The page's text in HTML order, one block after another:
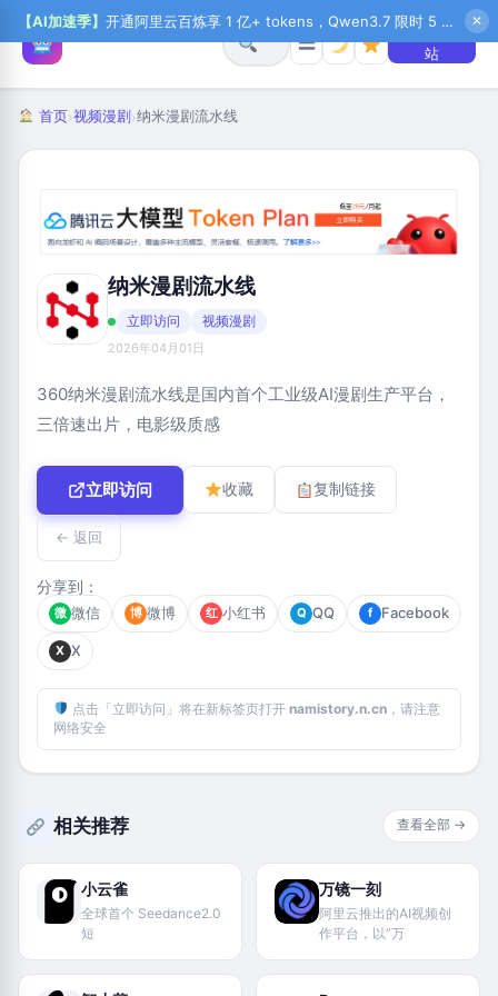
【AI加速季】 开通阿里云百炼享 1 亿+ tokens，Qwen3.7 限时 5 折起，秒悟新注送 1 万积分，加入 OPC 赢百万助力金，QoderWork CN 首月 0 元 ✕
☰
+ 提交网
站
首页›视频漫剧›纳米漫剧流水线
纳米漫剧流水线
立即访问 视频漫剧
2026年04月01日
360纳米漫剧流水线是国内首个工业级AI漫剧生产平台，
三倍速出片，电影级质感
立即访问 收藏 复制链接
← 返回
分享到：
微 微信 博 微博 红 小红书 Q QQ f Facebook
X X
点击「立即访问」将在新标签页打开 namistory.n.cn，请注意
网络安全
相关推荐 查看全部 →
小云雀
全球首个 Seedance2.0
短
万镜一刻
阿里云推出的AI视频创
作平台，以”万